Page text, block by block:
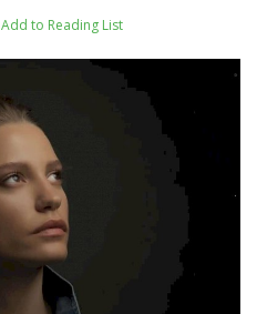
Add to Reading List